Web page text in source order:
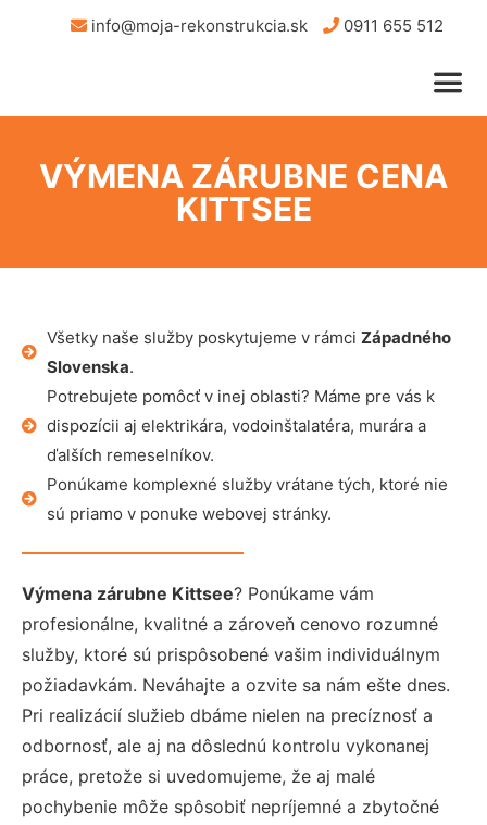
info@moja-rekonstrukcia.sk 0911 655 512
VÝMENA ZÁRUBNE CENA
KITTSEE
Všetky naše služby poskytujeme v rámci Západného
Slovenska.
Potrebujete pomôcť v inej oblasti? Máme pre vás k
dispozícii aj elektrikára, vodoinštalatéra, murára a
ďalších remeselníkov.
Ponúkame komplexné služby vrátane tých, ktoré nie
sú priamo v ponuke webovej stránky.
Výmena zárubne Kittsee? Ponúkame vám
profesionálne, kvalitné a zároveň cenovo rozumné
služby, ktoré sú prispôsobené vašim individuálnym
požiadavkám. Neváhajte a ozvite sa nám ešte dnes.
Pri realizácií služieb dbáme nielen na precíznosť a
odbornosť, ale aj na dôslednú kontrolu vykonanej
práce, pretože si uvedomujeme, že aj malé
pochybenie môže spôsobiť nepríjemné a zbytočné